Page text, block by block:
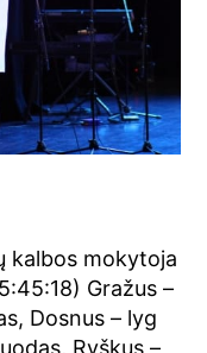
kalbos mokytoja
Gražus –
Dosnus – lyg
Ryškus –